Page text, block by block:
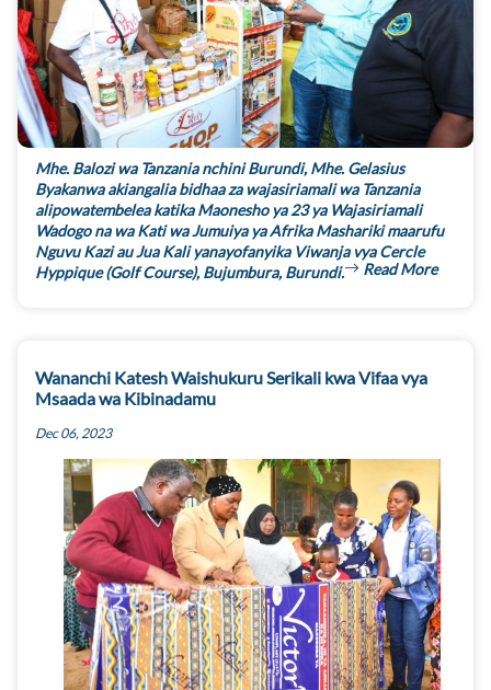
Mhe. Balozi wa Tanzania nchini Burundi, Mhe. Gelasius
Byakanwa akiangalia bidhaa za wajasiriamali wa Tanzania
alipowatembelea katika Maonesho ya 23 ya Wajasiriamali
Wadogo na wa Kati wa Jumuiya ya Afrika Mashariki maarufu
Nguvu Kazi au Jua Kali yanayofanyika Viwanja vya Cercle
Hyppique (Golf Course), Bujumbura, Burundi.
Read More
Wananchi Katesh Waishukuru Serikali kwa Vifaa vya
Msaada wa Kibinadamu
Dec 06, 2023